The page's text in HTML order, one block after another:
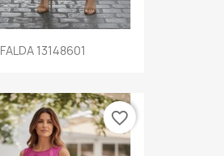
FALDA 13148601
favorite_border